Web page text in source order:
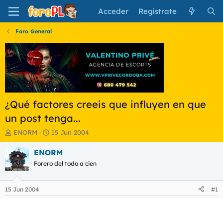
Acceder Regístrate
Foro General
¿Qué factores creeis que influyen en que
un post tenga...
I
n
i
c
i
a
d
o
ENORM
F
e
c
a
i
15 Jun 2004
ENORM
Forero del todo a cien
15 Jun 2004 #1